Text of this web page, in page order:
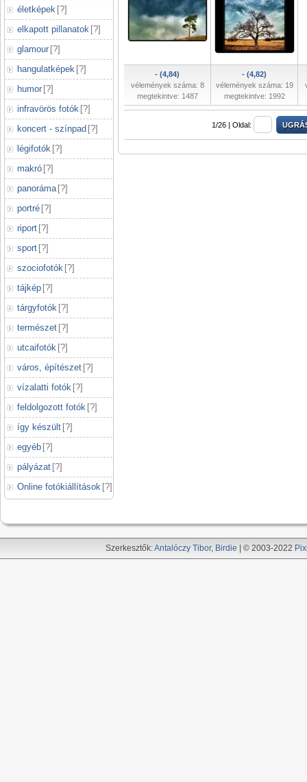
életképek [?]
elkapott pillanatok [?]
glamour [?]
hangulatképek [?]
humor [?]
infravörös fotók [?]
koncert - színpad [?]
légifotók [?]
makró [?]
panoráma [?]
portré [?]
riport [?]
sport [?]
szociofotók [?]
tájkép [?]
tárgyfotók [?]
természet [?]
utcaifotók [?]
város, építészet [?]
vízalatti fotók [?]
feldolgozott fotók [?]
így készült [?]
egyéb [?]
pályázat [?]
Online fotókiállítások [?]
- (4,84)
vélemények száma: 8
megtekintve: 1487
- (4,82)
vélemények száma: 19
megtekintve: 1992
1/26 | Oldal:
Szerkesztők:Antalóczy Tibor, Birdie | © 2003-2022